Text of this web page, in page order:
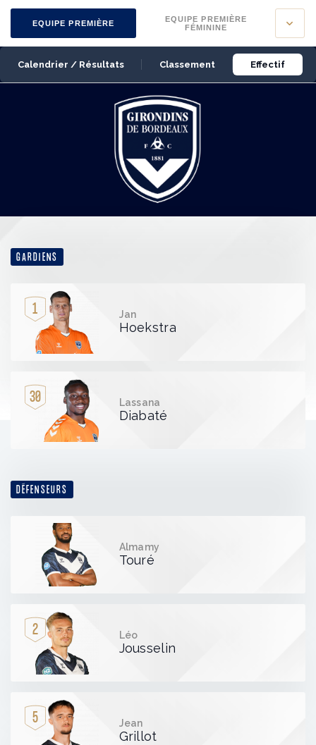
EQUIPE PREMIÈRE
EQUIPE PREMIÈRE
FÉMININE
Calendrier / Résultats Classement Effectif
GARDIENS
1 Jan
Hoekstra
30 Lassana
Diabaté
DÉFENSEURS
Almamy
Touré
2 Léo
Jousselin
5 Jean
Grillot